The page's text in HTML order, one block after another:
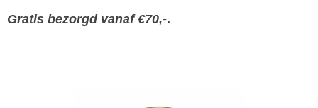
Gratis bezorgd vanaf €70,-.